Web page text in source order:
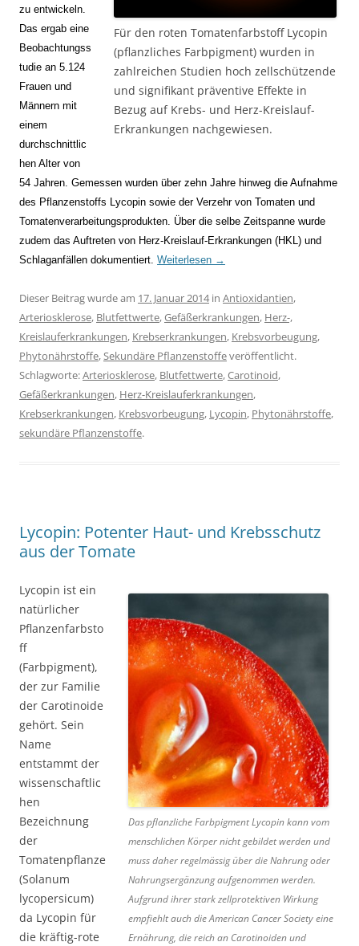
Für den roten Tomatenfarbstoff Lycopin
(pflanzliches Farbpigment) wurden in
zahlreichen Studien hoch zellschützende
und signifikant präventive Effekte in
Bezug auf Krebs- und Herz-Kreislauf-
Erkrankungen nachgewiesen.
zu entwickeln.
Das ergab eine
Beobachtungss
tudie an 5.124
Frauen und
Männern mit
einem
durchschnittlic
hen Alter von
54 Jahren. Gemessen wurden über zehn Jahre hinweg die Aufnahme
des Pflanzenstoffs Lycopin sowie der Verzehr von Tomaten und
Tomatenverarbeitungsprodukten. Über die selbe Zeitspanne wurde
zudem das Auftreten von Herz-Kreislauf-Erkrankungen (HKL) und
Schlaganfällen dokumentiert. Weiterlesen →
Dieser Beitrag wurde am 17. Januar 2014in Antioxidantien,
Arteriosklerose, Blutfettwerte,Gefäßerkrankungen, Herz-,
Kreislauferkrankungen, Krebserkrankungen, Krebsvorbeugung,
Phytonährstoffe,Sekundäre Pflanzenstoffeveröffentlicht.
Schlagworte:Arteriosklerose, Blutfettwerte,Carotinoid,
Gefäßerkrankungen, Herz-Kreislauferkrankungen,
Krebserkrankungen, Krebsvorbeugung, Lycopin, Phytonährstoffe,
sekundäre Pflanzenstoffe.
Lycopin: Potenter Haut- und Krebsschutz
aus der Tomate
Das pflanzliche Farbpigment Lycopin kann vom
menschlichen Körper nicht gebildet werden und
muss daher regelmässig über die Nahrung oder
Nahrungsergänzung aufgenommen werden.
Aufgrund ihrer stark zellprotektiven Wirkung
empfiehlt auch die American Cancer Society eine
Ernährung, die reich an Carotinoiden und
Lycopin ist ein
natürlicher
Pflanzenfarbsto
ff
(Farbpigment),
der zur Familie
der Carotinoide
gehört. Sein
Name
entstammt der
wissenschaftlic
hen
Bezeichnung
der
Tomatenpflanze
(Solanum
lycopersicum)
da Lycopin für
die kräftig-rote